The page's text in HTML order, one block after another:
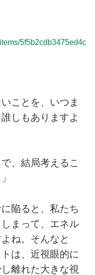
5f5b2cdb3475ed4c
ことを、いつま
しもありますよ
、結局考えるこ
陥ると、私たち
まって、エネル
ね。そんなと
は、近視眼的に
離れた大きな視